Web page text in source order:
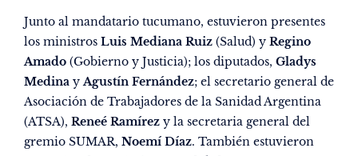
Junto al mandatario tucumano, estuvieron presentes
los ministros Luis Mediana Ruiz (Salud) y Regino
Amado (Gobierno y Justicia); los diputados, Gladys
Medina yAgustín Fernández; el secretario general de
Asociación de Trabajadores de la Sanidad Argentina
(ATSA), Reneé Ramírez y la secretaria general del
gremio SUMAR, Noemí Díaz. También estuvieron